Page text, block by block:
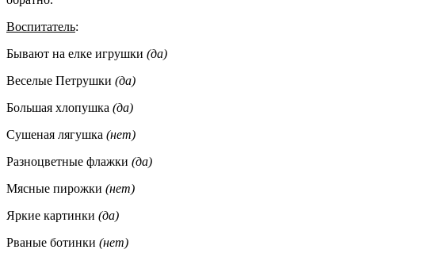
Воспитатель:
Бывают на елке игрушки (да)
Веселые Петрушки (да)
Большая хлопушка (да)
Сушеная лягушка (нет)
Разноцветные флажки (да)
Мясные пирожки (нет)
Яркие картинки (да)
Рваные ботинки (нет)